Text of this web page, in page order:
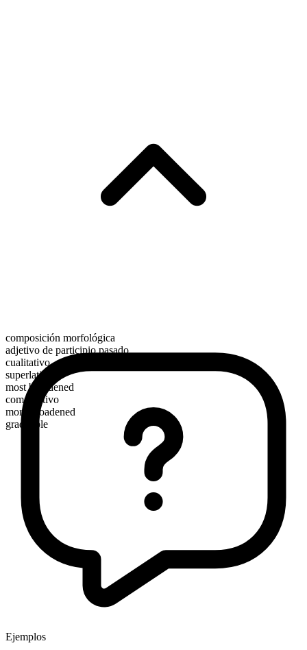
composición morfológica
adjetivo de participio pasado
cualitativo
superlativo
most broadened
comparativo
more broadened
graduable
Ejemplos